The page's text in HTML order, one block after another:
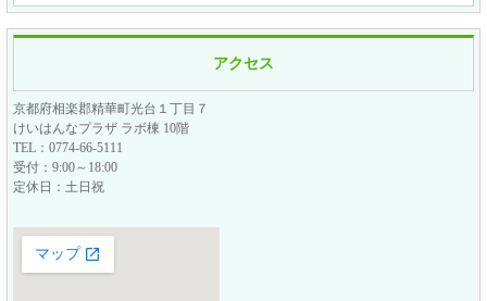
アクセス
京都府相楽郡精華町光台１丁目７
けいはんなプラザ ラボ棟 10階
TEL：0774-66-5111
受付：9:00～18:00
定休日：土日祝